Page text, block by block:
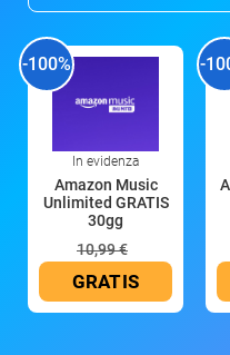
-100%
In evidenza
Amazon Music
Unlimited GRATIS
30gg
10,99 €
GRATIS
-